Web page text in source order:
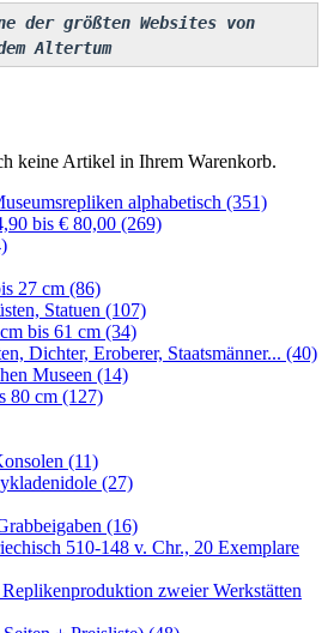
der größten Websites von
Altertum
keine Artikel in Ihrem Warenkorb.
alphabetisch (351)
bis € 80,00 (269)
27 cm (86)
Statuen (107)
bis 61 cm (34)
Dichter, Eroberer, Staatsmänner... (40)
Museen (14)
80 cm (127)
(11)
(27)
(16)
510-148 v. Chr., 20 Exemplare
zweier Werkstätten